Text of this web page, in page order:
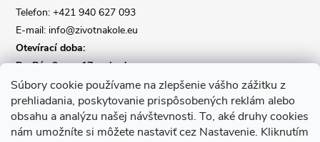
Súbory cookie používame na zlepšenie vášho zážitku z
prehliadania, poskytovanie prispôsobených reklám alebo
obsahu a analýzu našej návštevnosti. To, aké druhy cookies
nám umožníte si môžete nastaviť cez Nastavenie. Kliknutím
Telefon: +421 940 627 093
E-mail: info@zivotnakole.eu
Otevírací doba:
Po-Pá : 9,oo - 17,oo hod
So : 9,oo - 12,oo | Ne : Zavřeno
Kontaktní formulář